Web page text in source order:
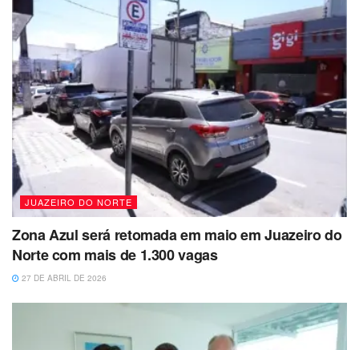
JUAZEIRO DO NORTE
Zona Azul será retomada em maio em Juazeiro do
Norte com mais de 1.300 vagas
27 DE ABRIL DE 2026